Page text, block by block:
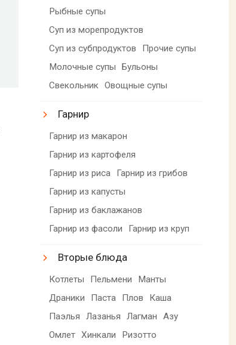
Рыбные супы
Суп из морепродуктов
Суп из субпродуктов
Прочие супы
Молочные супы
Бульоны
Свекольник Овощные супы
Гарнир
Гарнир из макарон
Гарнир из картофеля
Гарнир из риса
Гарнир из грибов
Гарнир из капусты
Гарнир из баклажанов
Гарнир из фасоли
Гарнир из круп
Вторые блюда
Котлеты Пельмени
Манты
Драники
Паста Плов
Каша
Паэлья
Лазанья Лагман
Азу
Омлет Хинкали
Ризотто